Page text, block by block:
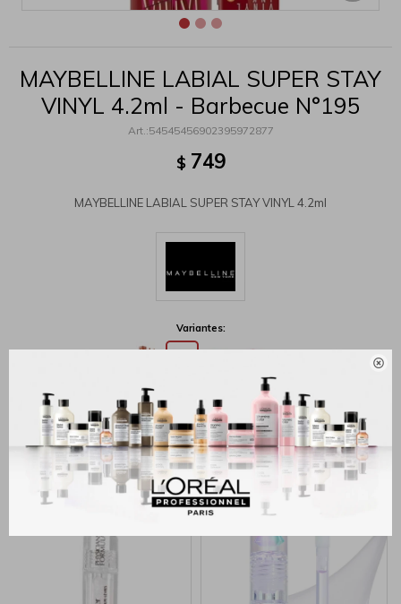

MAYBELLINE LABIAL SUPER STAY
VINYL 4.2ml - Barbecue N°195
54545456902395972877
$ 749
MAYBELLINE LABIAL SUPER STAY VINYL 4.2ml
Variantes:
MÉTODOS Y COSTOS DE ENVÍO
Productos que te pueden interesar